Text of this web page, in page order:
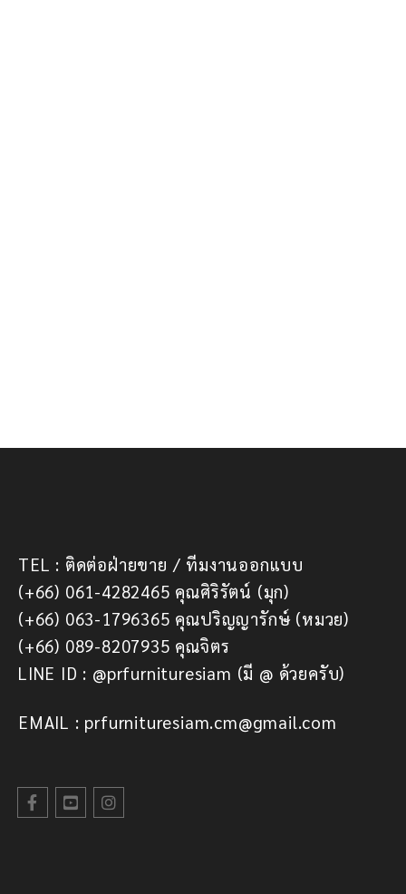
TEL : ติดต่อฝ่ายขาย / ทีมงานออกแบบ
(+66) 061-4282465 คุณศิริรัตน์ (มุก)
(+66) 063-1796365 คุณปริญญารักษ์ (หมวย)
(+66) 089-8207935 คุณจิตร
LINE ID : @prfurnituresiam (มี @ ด้วยครับ)
EMAIL : prfurnituresiam.cm@gmail.com